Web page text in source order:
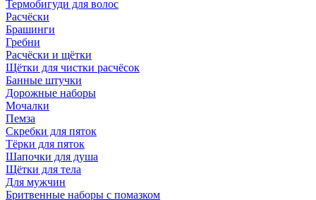
Термобигуди для волос
Расчёски
Брашинги
Гребни
Расчёски и щётки
Щётки для чистки расчёсок
Банные штучки
Дорожные наборы
Мочалки
Пемза
Скребки для пяток
Тёрки для пяток
Шапочки для душа
Щётки для тела
Для мужчин
Бритвенные наборы с помазком